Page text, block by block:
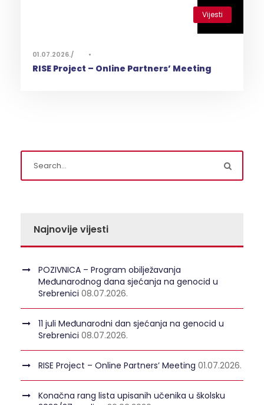
Vijesti
01.07.2026. •
RISE Project – Online Partners’ Meeting
Najnovije vijesti
POZIVNICA – Program obilježavanja
Međunarodnog dana sjećanja na genocid u
Srebrenici 08.07.2026.
11 juli Međunarodni dan sjećanja na genocid u
Srebrenici 08.07.2026.
RISE Project – Online Partners’ Meeting 01.07.2026.
Konačna rang lista upisanih učenika u školsku